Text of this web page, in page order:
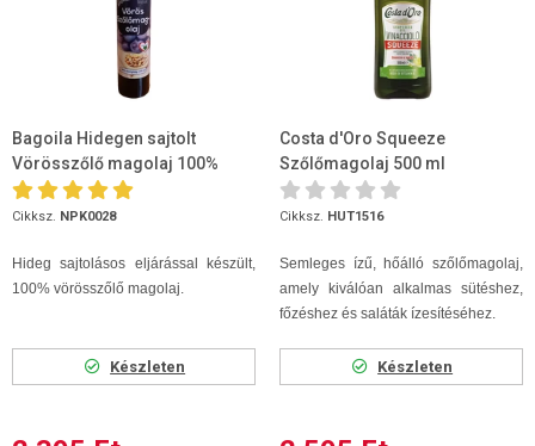
Bagoila Hidegen sajtolt
Vörösszőlő magolaj 100%
250ml
Cikksz. NPK0028
Hideg sajtolásos eljárással készült,
100% vörösszőlő magolaj.
Készleten
Costa d'Oro Squeeze
Szőlőmagolaj 500 ml
Cikksz. HUT1516
Semleges ízű, hőálló szőlőmagolaj,
amely kiválóan alkalmas sütéshez,
főzéshez és saláták ízesítéséhez.
Készleten